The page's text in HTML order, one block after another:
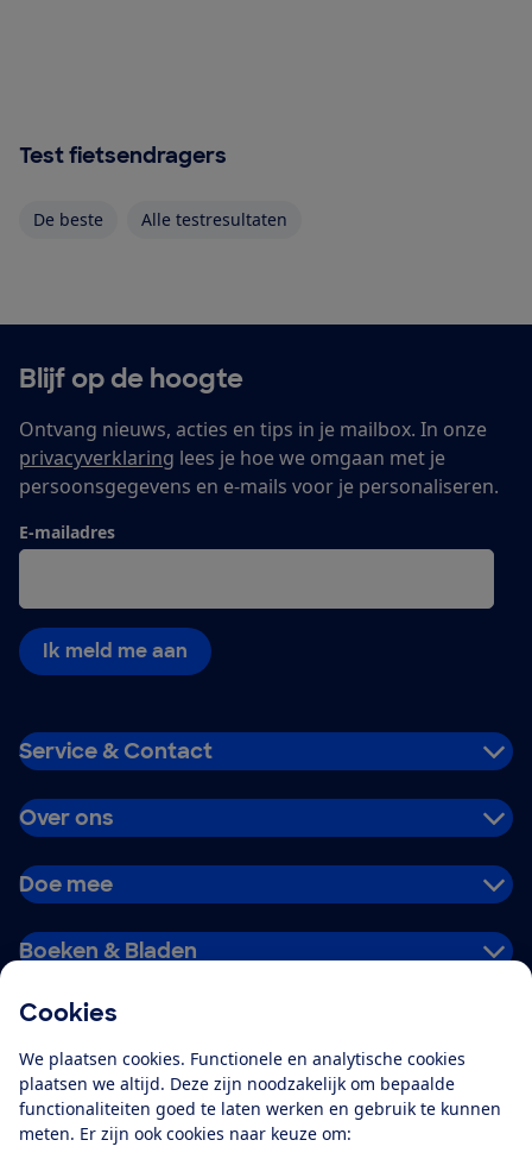
Cookies
We plaatsen cookies. Functionele en analytische cookies
plaatsen we altijd. Deze zijn noodzakelijk om bepaalde
functionaliteiten goed te laten werken en gebruik te kunnen
meten. Er zijn ook cookies naar keuze om:
Test fietsendragers
De beste Alle testresultaten
Blijf op de hoogte
Ontvang nieuws, acties en tips in je mailbox. In onze
privacyverklaring lees je hoe we omgaan met je
persoonsgegevens en e-mails voor je personaliseren.
E-mailadres
Ik meld me aan
Service & Contact
Over ons
Doe mee
Boeken & Bladen
Alles over de